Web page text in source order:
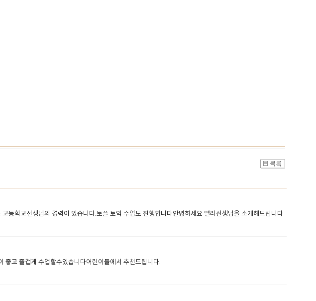
등학교선생님의 경력이 있습니다.토플 토익 수업도 진행합니다안녕하세요 엘라선생님을 소개해드립니다
엑션이 좋고 즐겁게 수업할수있습니다어린이들에서 추천드립니다.